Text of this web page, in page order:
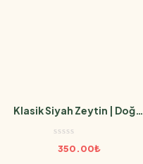
Klasik Siyah Zeytin | Doğal
350.00₺